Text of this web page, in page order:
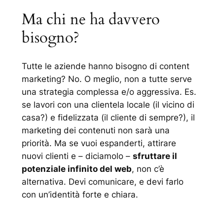
Ma chi ne ha davvero
bisogno?
Tutte le aziende hanno bisogno di content
marketing? No. O meglio, non a tutte serve
una strategia complessa e/o aggressiva. Es.
se lavori con una clientela locale (il vicino di
casa?) e fidelizzata (il cliente di sempre?), il
marketing dei contenuti non sarà una
priorità. Ma se vuoi espanderti, attirare
nuovi clienti e – diciamolo – sfruttare il
potenziale infinito del web, non c’è
alternativa. Devi comunicare, e devi farlo
con un’identità forte e chiara.